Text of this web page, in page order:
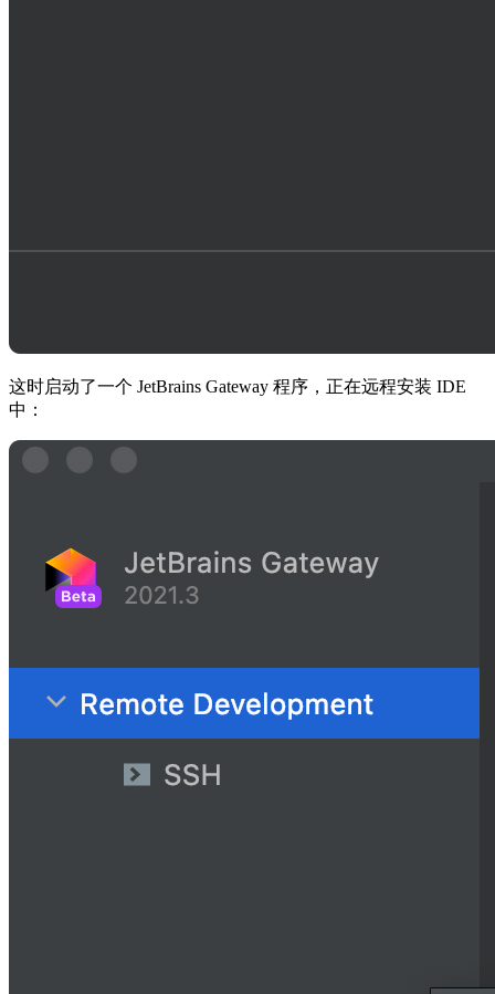
这时启动了一个 JetBrains Gateway 程序，正在远程安装 IDE
中：